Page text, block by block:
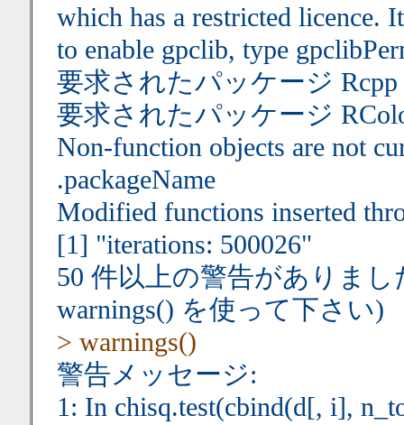
which has a restricted licence.
to enable gpclib, type
要求されたパッケージ
要求されたパッケージ
Non-function objects are not
.packageName
Modified functions inserted
[1] "iterations: 500026"
50 件以上の警告がありま
warnings() を使って下さい)
> warnings()
警告メッセージ:
1: In chisq.test(cbind(d[, i],